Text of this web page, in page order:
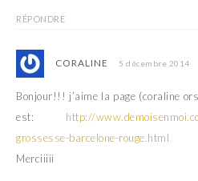
RÉPONDRE
CORALINE 5 décembre 2014
Bonjour!!! j’aime la page (coraline
est: http://
grossesse-barcelone-rouge.html
Merciiiii